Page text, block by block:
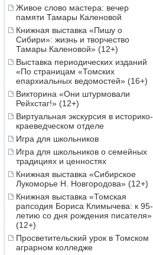
Живое слово мастера: вечер
памяти Тамары Каленовой
Книжная выставка «Пишу о
Сибири»: жизнь и творчество
Тамары Каленовой» (12+)
Выставка периодических изданий
«По страницам «Томских
епархиальных ведомостей» (16+)
Викторина «Они штурмовали
Рейхстаг!» (12+)
Виртуальная экскурсия в историко-
краеведческом отделе
Игра для школьников
Игра для школьников о семейных
традициях и ценностях
Книжная выставка «Сибирское
Лукоморье Н. Новгородова» (12+)
Книжная выставка «Томская
рапсодия Бориса Климычева: к 95-
летию со дня рождения писателя»
(12+)
Просветительский урок в Томском
аграрном колледже